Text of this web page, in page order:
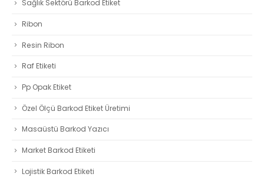
Sağlık Sektörü Barkod Etiket
Ribon
Resin Ribon
Raf Etiketi
Pp Opak Etiket
Özel Ölçü Barkod Etiket Üretimi
Masaüstü Barkod Yazıcı
Market Barkod Etiketi
Lojistik Barkod Etiketi